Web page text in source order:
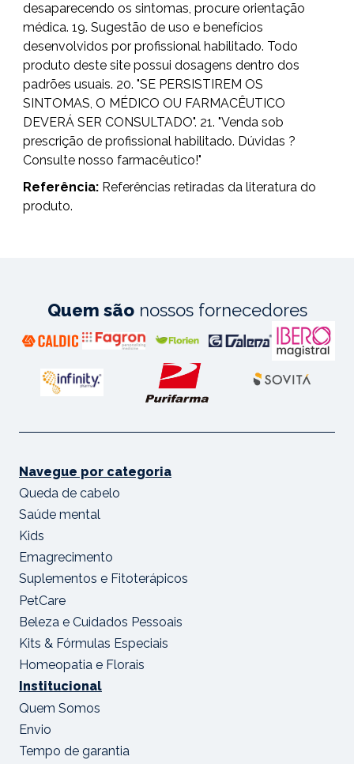
desaparecendo os sintomas, procure orientação
médica. 19. Sugestão de uso e benefícios
desenvolvidos por profissional habilitado. Todo
produto deste site possui dosagens dentro dos
padrões usuais. 20. "SE PERSISTIREM OS
SINTOMAS, O MÉDICO OU FARMACÊUTICO
DEVERÁ SER CONSULTADO". 21. "Venda sob
prescrição de profissional habilitado. Dúvidas ?
Consulte nosso farmacêutico!"
Referência: Referências retiradas da literatura do
produto.
Quem sãonossos fornecedores
Navegue por categoria
Queda de cabelo
Saúde mental
Kids
Emagrecimento
Suplementos e Fitoterápicos
PetCare
Beleza e Cuidados Pessoais
Kits & Fórmulas Especiais
Homeopatia e Florais
Institucional
Quem Somos
Envio
Tempo de garantia